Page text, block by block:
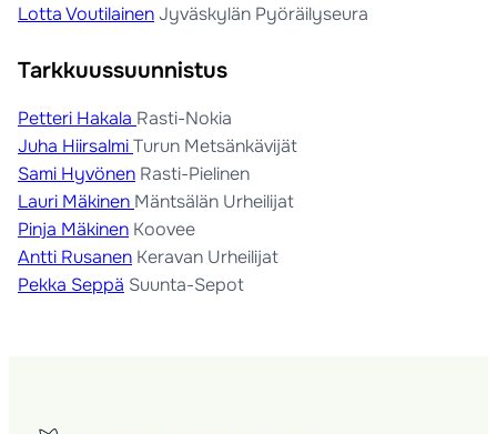
Lotta VoutilainenJyväskylän Pyöräilyseura
Tarkkuussuunnistus
Petteri Hakala Rasti-Nokia
Juha HiirsalmiTurun Metsänkävijät
Sami Hyvönen Rasti-Pielinen
Lauri Mäkinen Mäntsälän Urheilijat
Pinja Mäkinen Koovee
Antti Rusanen Keravan Urheilijat
Pekka Seppä Suunta-Sepot